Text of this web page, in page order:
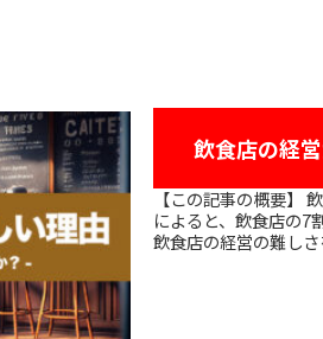
飲食店の経
【この記事の概要】 飲食店は経営の難しい仕事の一つといわれています。 とある統計結果
によると、飲食店の7割は
飲食店の経営の難し